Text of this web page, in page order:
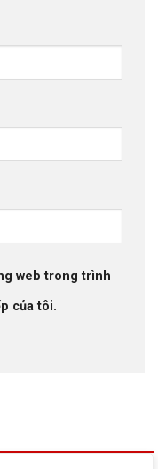
web trong trình
của tôi.